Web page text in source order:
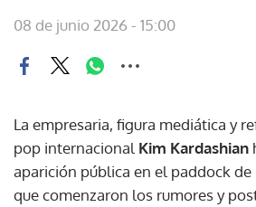
08 de junio 2026 - 15:00
La empresaria, figura mediática y
pop internacional Kim Kardashian
aparición pública en el paddock de
que comenzaron los rumores y